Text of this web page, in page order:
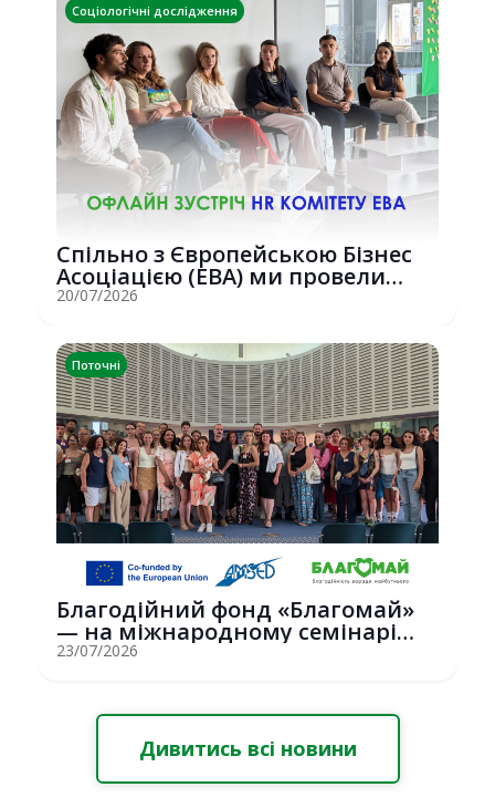
Соціологічні дослідження
Спільно з Європейською Бізнес
Асоціацією (EBA) ми провели
потужну о...
20/07/2026
Поточні
Благодійний фонд «Благомай»
— на міжнародному семінарі
Erasmus+ у С...
23/07/2026
Дивитись всі новини